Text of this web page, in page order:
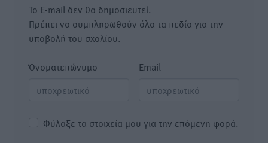
Το E-mail δεν θα δημοσιευτεί.
Πρέπει να συμπληρωθούν όλα τα πεδία για την
υποβολή του σχολίου.
Όνοματεπώνυμο Email
Φύλαξε τα στοιχεία μου για την επόμενη φορά.